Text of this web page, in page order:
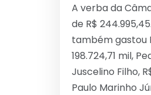
A verba da
de R$
também gastou
198.724,71 mil,
Juscelino Filho,
Paulo Marinho